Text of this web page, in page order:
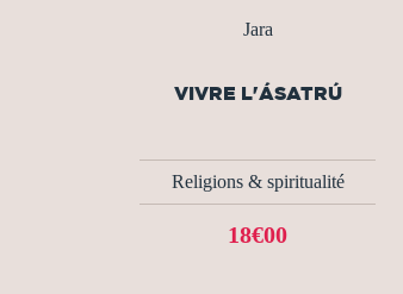
Jara
VIVRE L'ÁSATRÚ
Religions & spiritualité
18€00